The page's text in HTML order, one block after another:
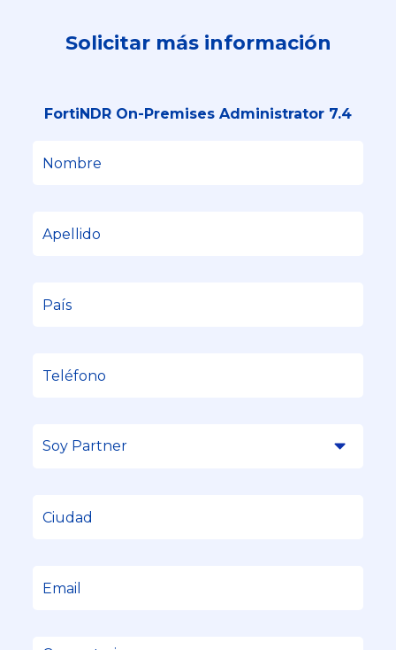
Solicitar más información
FortiNDR On-Premises Administrator 7.4